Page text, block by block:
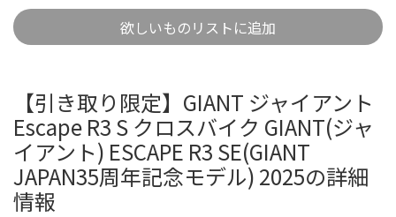
欲しいものリストに追加
【引き取り限定】GIANT ジャイアント
Escape R3 S クロスバイク GIANT(ジャ
イアント) ESCAPE R3 SE(GIANT
JAPAN35周年記念モデル) 2025の詳細
情報